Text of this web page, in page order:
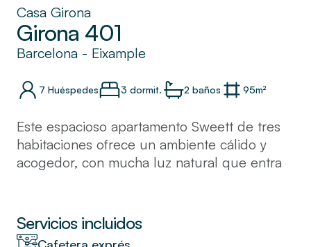
Casa Girona
Girona 401
Barcelona - Eixample
7 Huéspedes 3 dormit. 2 baños 95m²
Este espacioso apartamento Sweett de tres
habitaciones ofrece un ambiente cálido y
acogedor, con mucha luz natural que entra
familiares. Situado en el corazón de
Barcelona, muchos de los monumentos más
Servicios incluidos